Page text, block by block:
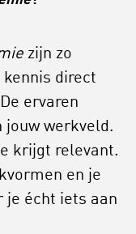
zijn zo
kennis direct
ervaren
werkveld.
krijgt relevant.
en je
je écht iets aan